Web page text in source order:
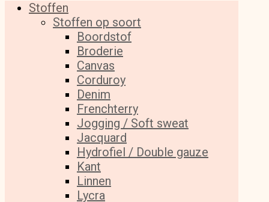
Stoffen
Stoffen op soort
Boordstof
Broderie
Canvas
Corduroy
Denim
Frenchterry
Jogging / Soft sweat
Jacquard
Hydrofiel / Double gauze
Kant
Linnen
Lycra